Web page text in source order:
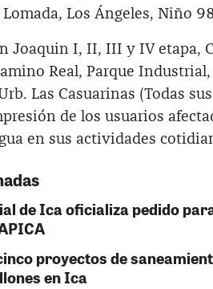
Los Ángeles, Niño
Joaquin I, II, III y IV etapa,
Real, Parque
Las Casuarinas (Todas
de los usuarios
en sus actividades
de Ica oficializa pedido
proyectos de
en Ica